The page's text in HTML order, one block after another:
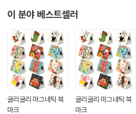
이 분야 베스트셀러
굴리굴리 마그네틱 북
마크
굴리굴리 마그네틱 북
마크